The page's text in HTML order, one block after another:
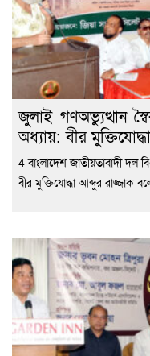
জুলাই গণঅভ্যুত্থান
অধ্যায়: বীর
4 বাংলাদেশ জাতীয়তাবাদী দল
বীর মুক্তিযোদ্ধা আব্দুর রাজ্জাক